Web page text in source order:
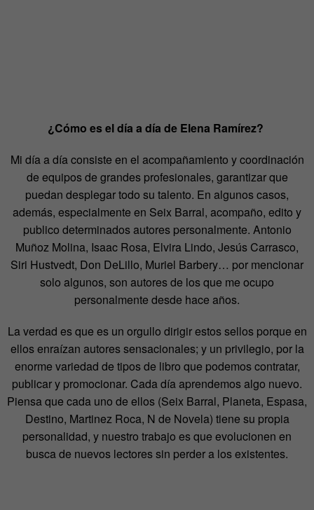
¿Cómo es el día a día de Elena Ramírez?
Mi día a día consiste en el acompañamiento y coordinación
de equipos de grandes profesionales, garantizar que
puedan desplegar todo su talento. En algunos casos,
además, especialmente en Seix Barral, acompaño, edito y
publico determinados autores personalmente. Antonio
Muñoz Molina, Isaac Rosa, Elvira Lindo, Jesús Carrasco,
Siri Hustvedt, Don DeLillo, Muriel Barbery… por mencionar
solo algunos, son autores de los que me ocupo
personalmente desde hace años.
La verdad es que es un orgullo dirigir estos sellos porque en
ellos enraízan autores sensacionales; y un privilegio, por la
enorme variedad de tipos de libro que podemos contratar,
publicar y promocionar. Cada día aprendemos algo nuevo.
Piensa que cada uno de ellos (Seix Barral, Planeta, Espasa,
Destino, Martinez Roca, N de Novela) tiene su propia
personalidad, y nuestro trabajo es que evolucionen en
busca de nuevos lectores sin perder a los existentes.